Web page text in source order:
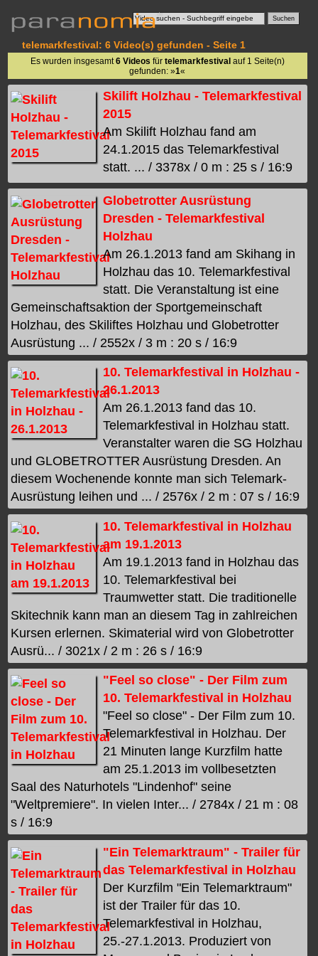
telemarkfestival: 6 Video(s) gefunden - Seite 1
Es wurden insgesamt 6 Videos für telemarkfestivalauf 1 Seite(n)
gefunden: »1«
Skilift Holzhau - Telemarkfestival
2015
Am Skilift Holzhau fand am
24.1.2015 das Telemarkfestival
statt. ... / 3378x / 0 m : 25 s / 16:9
Globetrotter Ausrüstung
Dresden - Telemarkfestival
Holzhau
Am 26.1.2013 fand am Skihang in
Holzhau das 10. Telemarkfestival
statt. Die Veranstaltung ist eine
Gemeinschaftsaktion der Sportgemeinschaft
Holzhau, des Skiliftes Holzhau und Globetrotter
Ausrüstung ... / 2552x / 3 m : 20 s / 16:9
10. Telemarkfestival in Holzhau -
26.1.2013
Am 26.1.2013 fand das 10.
Telemarkfestival in Holzhau statt.
Veranstalter waren die SG Holzhau
und GLOBETROTTER Ausrüstung Dresden. An
diesem Wochenende konnte man sich Telemark-
Ausrüstung leihen und ... / 2576x / 2 m : 07 s / 16:9
10. Telemarkfestival in Holzhau
am 19.1.2013
Am 19.1.2013 fand in Holzhau das
10. Telemarkfestival bei
Traumwetter statt. Die traditionelle
Skitechnik kann man an diesem Tag in zahlreichen
Kursen erlernen. Skimaterial wird von Globetrotter
Ausrü... / 3021x / 2 m : 26 s / 16:9
"Feel so close" - Der Film zum
10. Telemarkfestival in Holzhau
"Feel so close" - Der Film zum 10.
Telemarkfestival in Holzhau. Der
21 Minuten lange Kurzfilm hatte
am 25.1.2013 im vollbesetzten
Saal des Naturhotels "Lindenhof" seine
"Weltpremiere". In vielen Inter... / 2784x / 21 m : 08
s / 16:9
"Ein Telemarktraum" - Trailer für
das Telemarkfestival in Holzhau
Der Kurzfilm "Ein Telemarktraum"
ist der Trailer für das 10.
Telemarkfestival in Holzhau,
25.-27.1.2013. Produziert von